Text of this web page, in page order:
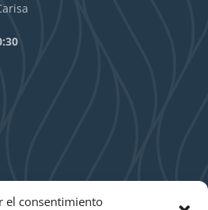
el consentimiento